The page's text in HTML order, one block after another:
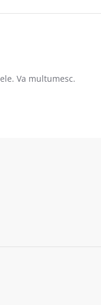
Va multumesc.